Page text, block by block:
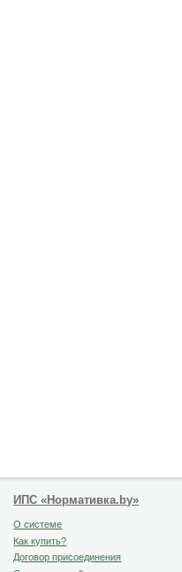
ИПС «Нормативка.by»
О системе
Как купить?
Договор присоединения